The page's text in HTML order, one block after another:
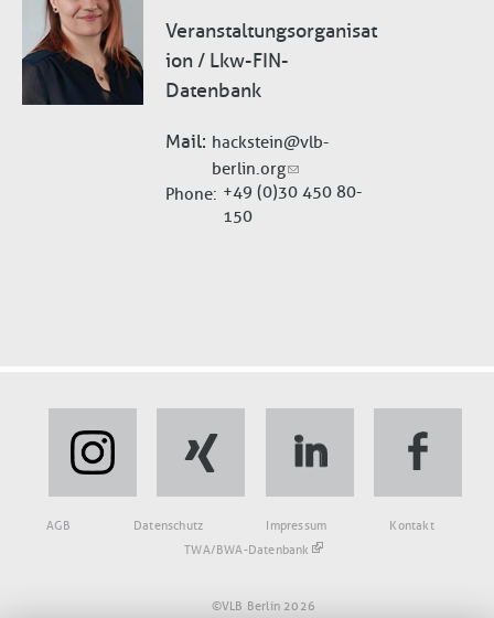
Veranstaltungsorganisat
ion / Lkw-FIN-
Datenbank
Mail hackstein@vlb-
berlin.org
Phone +49 (0)30 450 80-
150
©VLB Berlin 2026
Fußbereich
AGB Datenschutz Impressum
Kontakt
TWA/BWA-Datenbank